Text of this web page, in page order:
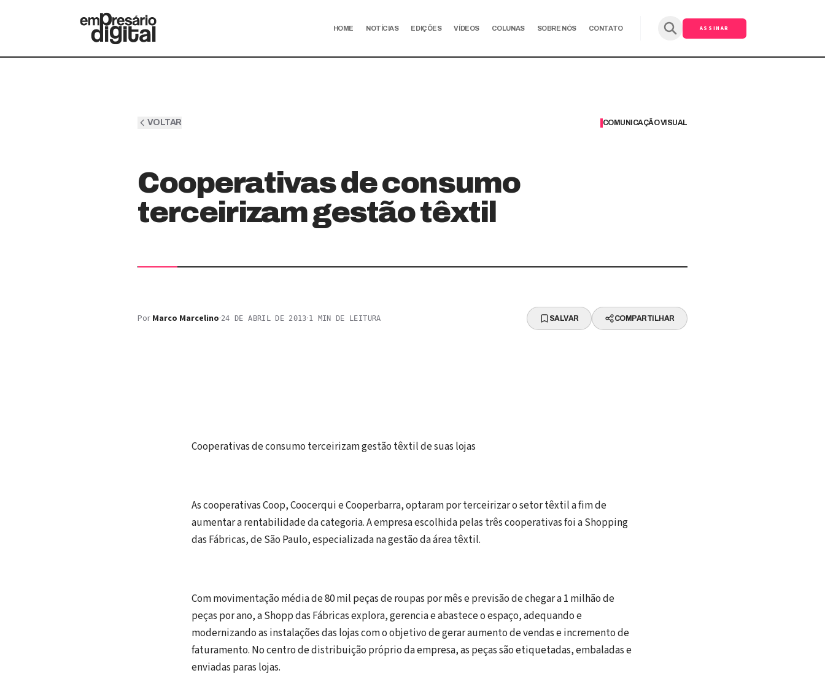
HOME NOTÍCIAS EDIÇÕES VÍDEOS COLUNAS SOBRE NÓS CONTATO ASSINAR
VOLTAR COMUNICAÇÃO VISUAL
Cooperativas de consumo
terceirizam gestão têxtil
Por Marco Marcelino·24 DE ABRIL DE 2013·1 MIN DE LEITURA SALVAR COMPARTILHAR
Cooperativas de consumo terceirizam gestão têxtil de suas lojas
As cooperativas Coop, Coocerqui e Cooperbarra, optaram por terceirizar o setor têxtil a fim de
aumentar a rentabilidade da categoria. A empresa escolhida pelas três cooperativas foi a Shopping
das Fábricas, de São Paulo, especializada na gestão da área têxtil.
Com movimentação média de 80 mil peças de roupas por mês e previsão de chegar a 1 milhão de
peças por ano, a Shopp das Fábricas explora, gerencia e abastece o espaço, adequando e
modernizando as instalações das lojas com o objetivo de gerar aumento de vendas e incremento de
faturamento. No centro de distribuição próprio da empresa, as peças são etiquetadas, embaladas e
enviadas paras lojas.